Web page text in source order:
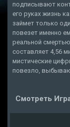
подписывают
его руках жизнь
займет только
повезет именно
реальной
составляет 4,56
мистические
повезло,
Смотреть